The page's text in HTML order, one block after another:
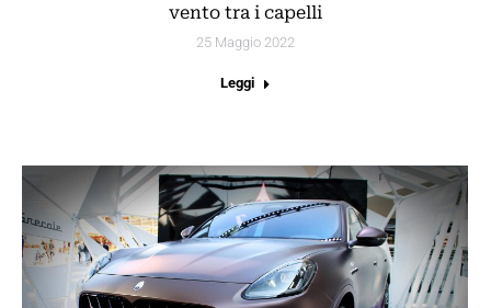
vento tra i capelli
25 Maggio 2022
Leggi